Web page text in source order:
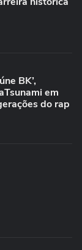
BK’,
em
do rap